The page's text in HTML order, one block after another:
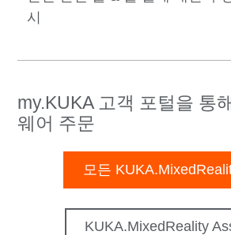
시
my.KUKA 고객 포털을 통
웨어 주문
모든
KUKA.MixedReality